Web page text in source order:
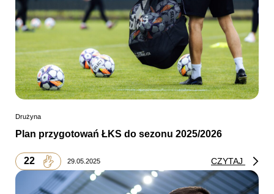
Drużyna
Plan przygotowań ŁKS do sezonu 2025/2026
22 29.05.2025 CZYTAJ